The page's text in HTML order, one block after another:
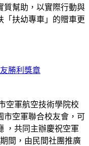
質幫助，以實際行動與
「扶幼專車」的贈車更
勝利獎章
空軍航空技術學院校
市空軍聯合校友會，可
，共同主辦慶祝空軍
間，由民間社團推廣